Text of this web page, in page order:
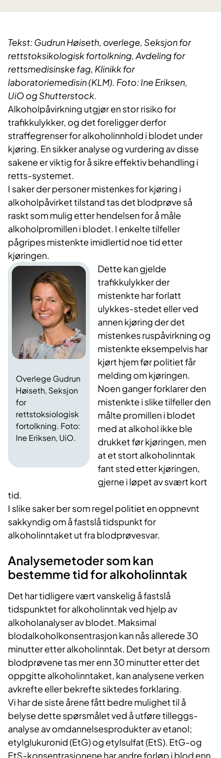
​Tekst: Gudrun Høiseth, overlege, Seksjon for
rettstoksikologisk fortolkning, Avdeling for
rettsmedisinske fag, Klinikk for
laboratoriemedisin (KLM). Foto: Ine Eriksen,
UiO og Shutterstock.
Alkoholpåvirkning utgjør en stor risiko for
trafikkulykker, og det foreligger derfor
straffegrenser for alkoholinnhold i blodet under
kjøring. En sikker analyse og vurdering av disse
sakene er viktig for å sikre effektiv behandling i
retts-systemet.
I saker der personer mistenkes for kjøring i
alkoholpåvirket tilstand tas det blodprøve så
raskt som mulig etter hendelsen for å måle
alkoholpromillen i blodet. I enkelte tilfeller
pågripes mistenkte imidlertid noe tid etter
kjøringen.
Overlege Gudrun
Høiseth, Seksjon
for
rettstoksiologisk
fortolkning. Foto:
Ine Eriksen, UiO.
Dette kan gjelde
trafikkulykker der
mistenkte har forlatt
ulykkes-stedet eller ved
annen kjøring der det
mistenkes ruspåvirkning og
mistenkte eksempelvis har
kjørt hjem før politiet får
melding om kjøringen.
Noen ganger forklarer den
mistenkte i slike tilfeller den
målte promillen i blodet
med at alkohol ikke ble
drukket før kjøringen, men
at et stort alkoholinntak
fant sted etter kjøringen,
gjerne i løpet av svært kort
tid.
I slike saker ber som regel politiet en oppnevnt
sakkyndig om å fastslå tidspunkt for
alkoholinntaket ut fra blodprøvesvar.
Analysemetoder som kan
bestemme tid for alkoholinntak
Det har tidligere vært vanskelig å fastslå
tidspunktet for alkoholinntak ved hjelp av
alkoholanalyser av blodet. Maksimal
blodalkoholkonsentrasjon kan nås allerede 30
minutter etter alkoholinntak. Det betyr at dersom
blodprøvene tas mer enn 30 minutter etter det
oppgitte alkoholinntaket, kan analysene verken
avkrefte eller bekrefte siktedes forklaring.
Vi har de siste årene fått bedre mulighet til å
belyse dette spørsmålet ved å utføre tilleggs-
analyse av omdannelsesprodukter av etanol;
etylglukuronid (EtG) og etylsulfat (EtS). EtG-og
EtS-konsentrasjonene har andre forløp i blod enn